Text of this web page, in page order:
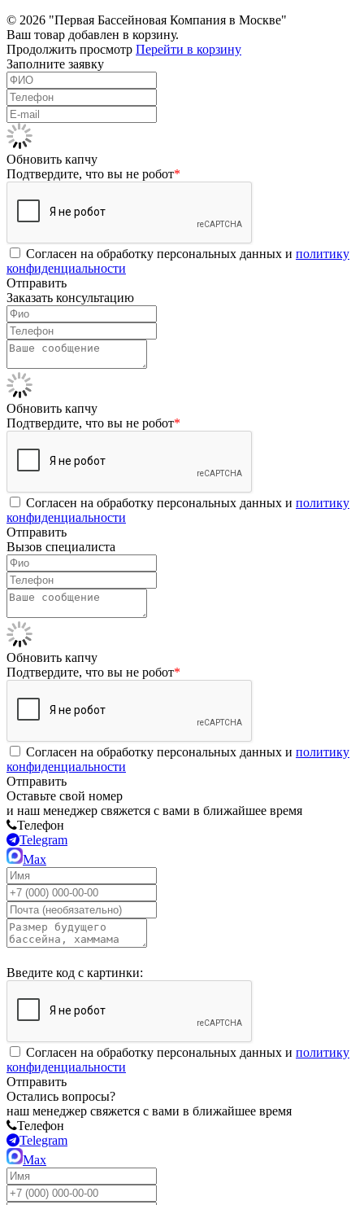
© 2026 "Первая Бассейновая Компания в Москве"
Ваш товар добавлен в корзину.
Продолжить просмотр Перейти в корзину
Заполните заявку
Обновить капчу
Подтвердите, что вы не робот*
Согласен на обработку персональных данных и политику
конфиденциальности
Отправить
Заказать консультацию
Обновить капчу
Подтвердите, что вы не робот*
Согласен на обработку персональных данных и политику
конфиденциальности
Отправить
Вызов специалиста
Обновить капчу
Подтвердите, что вы не робот*
Согласен на обработку персональных данных и политику
конфиденциальности
Отправить
Оставьте свой номер
и наш менеджер свяжется с вами в ближайшее время
Телефон
Telegram
Max
Введите код с картинки:
Согласен на обработку персональных данных и политику
конфиденциальности
Отправить
Остались вопросы?
наш менеджер свяжется с вами в ближайшее время
Телефон
Telegram
Max